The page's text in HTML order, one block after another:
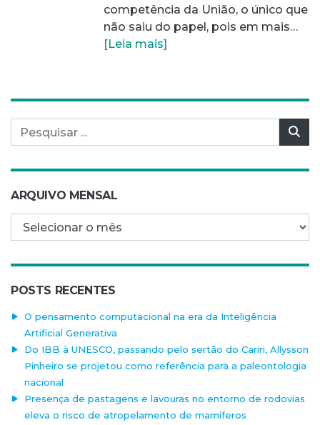
competência da União, o único que
não saiu do papel, pois em mais…
[Leia mais]
Pesquisar por:
ARQUIVO MENSAL
Arquivo mensal
POSTS RECENTES
O pensamento computacional na era da Inteligência
Artificial Generativa
Do IBB à UNESCO, passando pelo sertão do Cariri, Allysson
Pinheiro se projetou como referência para a paleontologia
nacional
Presença de pastagens e lavouras no entorno de rodovias
eleva o risco de atropelamento de mamíferos